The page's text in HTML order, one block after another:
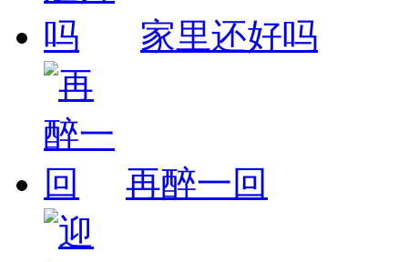
家里还好吗
再醉一回